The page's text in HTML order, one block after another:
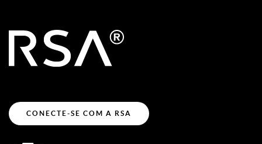
CONECTE-SE COM A RSA